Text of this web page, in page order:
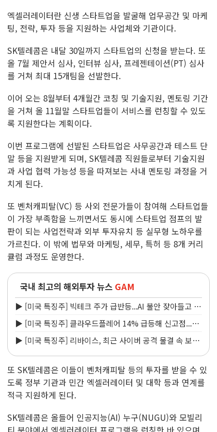
엑셀러레이터란 신생 스타트업을 발굴해 업무공간 및 마케
팅, 전략, 투자 등을 지원하는 사업체와 기관이다.
SK텔레콤은 내달 30일까지 스타트업의 신청을 받는다. 또
올 7월 제안서 심사, 인터뷰 심사, 프레젠테이션(PT) 심사
를 거쳐 최대 15개팀을 선발한다.
이어 오는 8월부터 4개월간 코칭 및 기술지원, 멘토링 기간
을 거쳐 올 11월말 스타트업들이 서비스를 런칭할 수 있도
록 지원한다는 계획이다.
이번 프로그램에 선발된 스타트업은 사무공간과 테스트 단
말 등을 지원받게 되며, SK텔레콤 직원들로부터 기술지원
과 사업 협력 가능성 등을 따져보는 사내 멘토링 과정을 거
치게 된다.
또 벤처캐피탈(VC) 등 사외 전문가들이 참여해 스타트업들
이 가장 부족함을 느끼면서도 동시에 스타트업 점프의 발
판이 되는 사업전략과 외부 투자유치 등 실무형 노하우를
가르친다. 이 밖에 법무와 마케팅, 세무, 특허 등 8개 커리
큘럼 과정도 운영한다.
국내 최고의 해외투자 뉴스 GAM
▶ [미국 특징주] 빅테크 주가 급반등...AI 불안 잦아들고 낙
▶ [미국 특징주] 클라우드플레어 14% 급등해 신고점...AI
▶ [미국 특징주] 리바이스, 최근 사이버 공격 물결 속 보안
또 SK텔레콤은 이들이 벤처캐피탈 등의 투자를 받을 수 있
도록 정부 기관과 민간 엑셀러레이터 및 대학 등과 연계를
적극 지원하게 된다.
SK텔레콤은 올들어 인공지능(AI) 누구(NUGU)와 모빌리